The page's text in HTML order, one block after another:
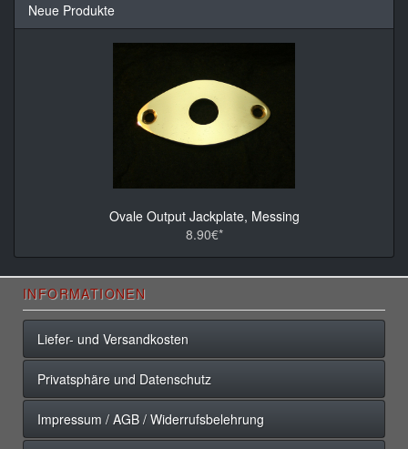
Neue Produkte
Ovale Output Jackplate, Messing
8.90€*
INFORMATIONEN
Liefer- und Versandkosten
Privatsphäre und Datenschutz
Impressum / AGB / Widerrufsbelehrung